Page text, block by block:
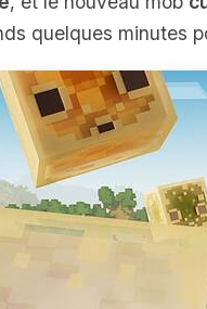
quelques minutes